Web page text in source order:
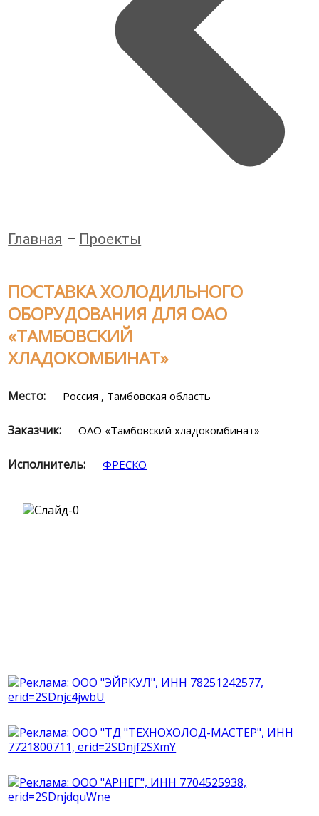
Главная Проекты
ПОСТАВКА ХОЛОДИЛЬНОГО
ОБОРУДОВАНИЯ ДЛЯ ОАО
«ТАМБОВСКИЙ
ХЛАДОКОМБИНАТ»
Место: Россия , Тамбовская область
Заказчик: ОАО «Тамбовский хладокомбинат»
Исполнитель: ФРЕСКО